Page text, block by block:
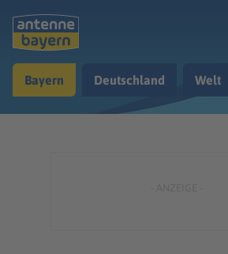
Musik & Radio
Bayern Deutschland Welt